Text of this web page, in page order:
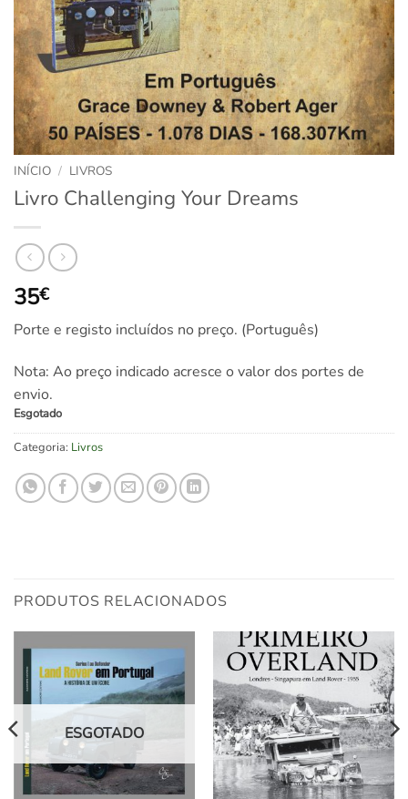
INÍCIO / LIVROS
Livro Challenging Your Dreams
35€
Porte e registo incluídos no preço. (Português)
Nota: Ao preço indicado acresce o valor dos portes de
envio.
Esgotado
Categoria: Livros
PRODUTOS RELACIONADOS
ESGOTADO